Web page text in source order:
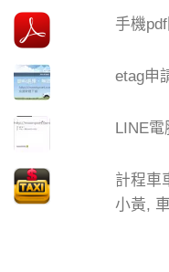
手機
etag申
LINE
計程車
小黃,